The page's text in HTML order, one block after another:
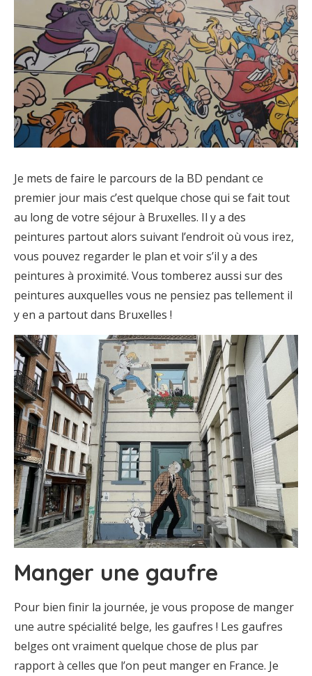
Je mets de faire le parcours de la BD pendant ce
premier jour mais c’est quelque chose qui se fait tout
au long de votre séjour à Bruxelles. Il y a des
peintures partout alors suivant l’endroit où vous irez,
vous pouvez regarder le plan et voir s’il y a des
peintures à proximité. Vous tomberez aussi sur des
peintures auxquelles vous ne pensiez pas tellement il
y en a partout dans Bruxelles !
Manger une gaufre
Pour bien finir la journée, je vous propose de manger
une autre spécialité belge, les gaufres ! Les gaufres
belges ont vraiment quelque chose de plus par
rapport à celles que l’on peut manger en France. Je